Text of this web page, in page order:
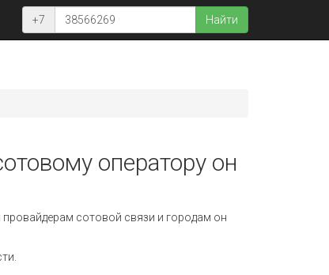
+7 Найти
оператору он
сотовой связи и городам он